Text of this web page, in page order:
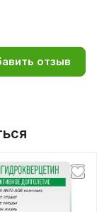
отзыв